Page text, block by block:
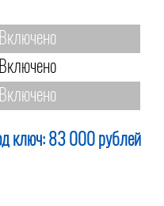
Включено
Включено
Включено
ключ: 83 000 рублей